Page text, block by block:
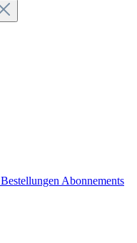
Bestellungen Abonnements